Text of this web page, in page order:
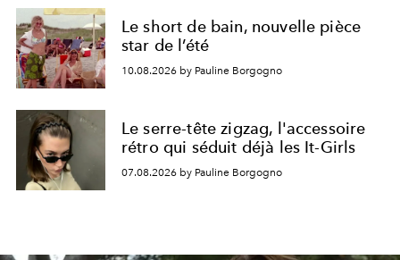
Le short de bain, nouvelle pièce
star de l’été
10.08.2026 by Pauline Borgogno
Le serre-tête zigzag, l'accessoire
rétro qui séduit déjà les It-Girls
07.08.2026 by Pauline Borgogno